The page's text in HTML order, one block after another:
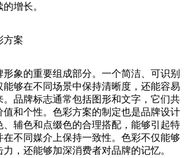
增长。
方案
象的重要组成部分。一个简洁、可识别
能够在不同场景中保持清晰度，还能容易
。品牌标志通常包括图形和文字，它们共
值和个性。色彩方案的制定也是品牌设计
、辅色和点缀色的合理搭配，能够引起特
在不同媒介上保持一致性。色彩不仅能够
，还能够加深消费者对品牌的记忆。